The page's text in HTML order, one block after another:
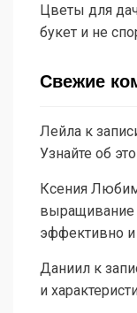
Цветы для
букет и не
Свежие
Лейла к
Узнайте об
Ксения
выращивание
эффективно
Даниил к
и